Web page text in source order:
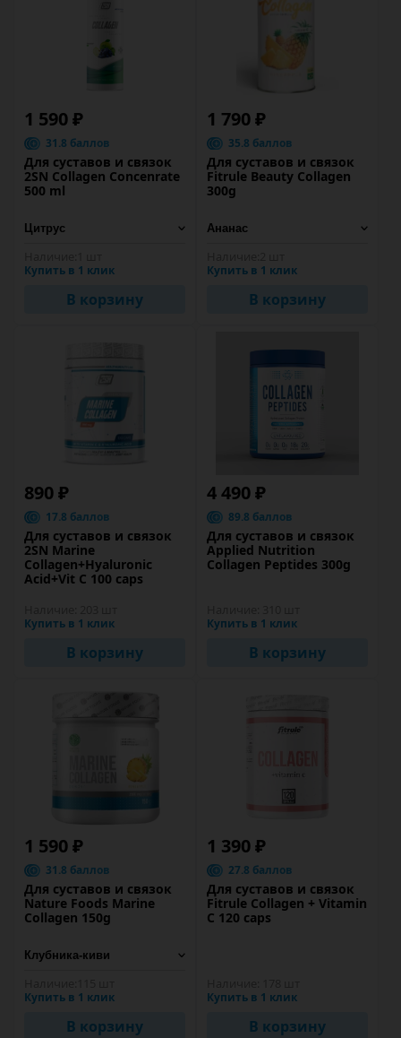
1 590 ₽
31.8 баллов
Для суставов и связок
2SN Collagen Concenrate
500 ml
Купить в 1 клик
В корзину
1 790 ₽
35.8 баллов
Для суставов и связок
Fitrule Beauty Collagen
300g
Купить в 1 клик
В корзину
890 ₽
17.8 баллов
Для суставов и связок
2SN Marine
Collagen+Hyaluronic
Acid+Vit C 100 caps
Купить в 1 клик
В корзину
4 490 ₽
89.8 баллов
Для суставов и связок
Applied Nutrition
Collagen Peptides 300g
Купить в 1 клик
В корзину
1 590 ₽
31.8 баллов
Для суставов и связок
Nature Foods Marine
Collagen 150g
Купить в 1 клик
В корзину
1 390 ₽
27.8 баллов
Для суставов и связок
Fitrule Collagen + Vitamin
C 120 caps
Купить в 1 клик
В корзину